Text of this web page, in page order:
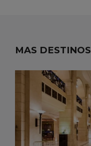
MAS DESTINOS